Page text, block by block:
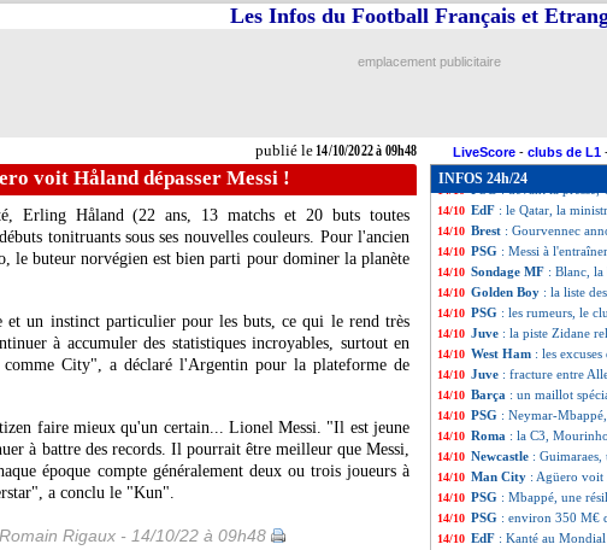
publié le14/10/2022 à 09h48
Les Infos du Football Français et
emplacement publicitaire
LiveScore - clubs de L1
voit Håland dépasser Messi !
Erling Håland (22 ans, 13 matchs et 20 buts toutes
tonitruants sous ses nouvelles couleurs. Pour l'ancien
le buteur norvégien est bien parti pour dominer la planète
et un instinct particulier pour les buts, ce qui le rend très
à accumuler des statistiques incroyables, surtout en
City", a déclaré l'Argentin pour la plateforme de
faire mieux qu'un certain... Lionel Messi. "Il est jeune
à battre des records. Il pourrait être meilleur que Messi,
époque compte généralement deux ou trois joueurs à
a conclu le "Kun".
Rigaux - 14/10/22 à 09h48
INFOS 24h/24
14/10 Atletico: l'envie de
14/10 PSG: un espoir du Real
14/10 Lyon
14/10 Lyon: Guendouzi, le
14/10 OM: Tudor, les mots
: devant la
14/10 EdF : le Qatar, la
14/10 Brest : Gourvennec
14/10 PSG : Messi à
14/10 Sondage MF : Blanc,
14/10 Golden Boy : la liste
14/10 PSG : les rumeurs, le
14/10 Juve : la piste Zidane
14/10 West Ham : les
14/10 Juve : fracture entre
14/10 Barça : un maillot
14/10 PSG : Neymar-
14/10 Roma : la C3,
14/10 Newcastle :
14/10 Man City : Agüero voit
14/10 PSG : Mbappé, une
14/10 PSG : environ 350 M€
14/10 EdF : Kanté au Mondial